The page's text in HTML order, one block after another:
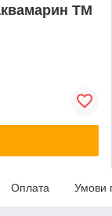
ТМ
Оплата Умови